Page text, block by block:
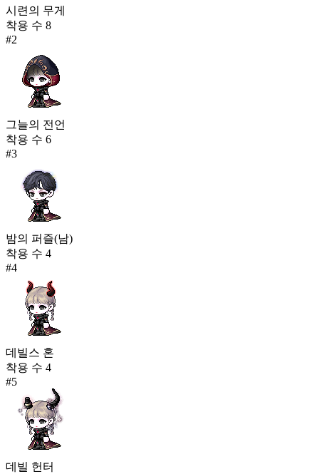
시련의 무게
착용 수 8
#2
그늘의 전언
착용 수 6
#3
밤의 퍼즐(남)
착용 수 4
#4
데빌스 혼
착용 수 4
#5
데빌 헌터